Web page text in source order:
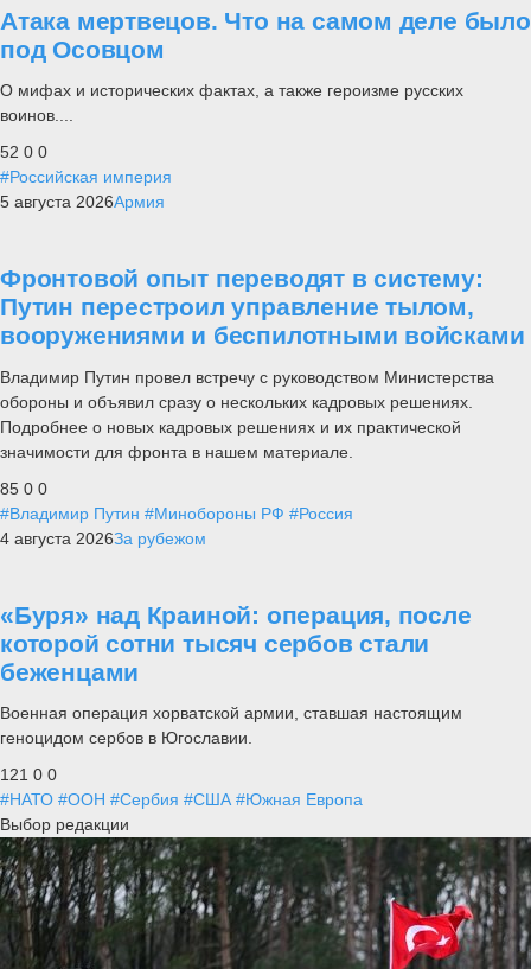
Атака мертвецов. Что на самом деле было
под Осовцом
О мифах и исторических фактах, а также героизме русских
воинов....
52 0 0
#Российская империя
5 августа 2026Армия
Фронтовой опыт переводят в систему:
Путин перестроил управление тылом,
вооружениями и беспилотными войсками
Владимир Путин провел встречу с руководством Министерства
обороны и объявил сразу о нескольких кадровых решениях.
Подробнее о новых кадровых решениях и их практической
значимости для фронта в нашем материале.
85 0 0
#Владимир Путин #Минобороны РФ #Россия
4 августа 2026За рубежом
«Буря» над Краиной: операция, после
которой сотни тысяч сербов стали
беженцами
Военная операция хорватской армии, ставшая настоящим
геноцидом сербов в Югославии.
121 0 0
#НАТО #ООН #Сербия #США #Южная Европа
Выбор редакции